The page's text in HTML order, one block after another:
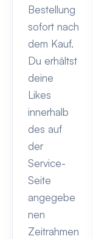
Bestellung
sofort nach
dem Kauf.
Du erhältst
deine
Likes
innerhalb
des auf
der
Service-
Seite
angegebe
nen
Zeitrahmen